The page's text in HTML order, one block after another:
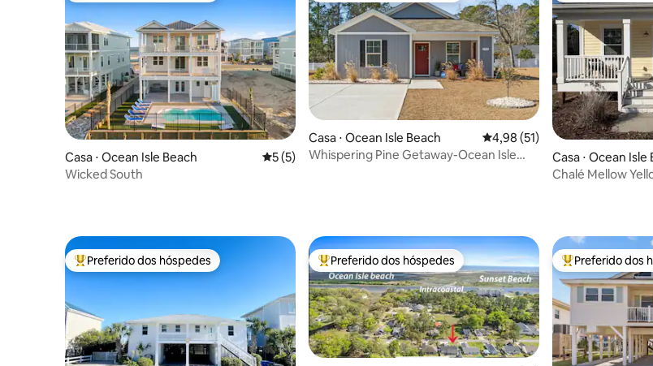
Casa ⋅ Ocean Isle Beach 5 de uma avaliação média de 5, 5 avaliações
5 (5)
Wicked South
Casa ⋅ Ocean Isle Beach 4,98 de uma avaliação média
4,98 (51)
Whispering Pine Getaway-Ocean Isle
Casa ⋅ Ocean Isle
Chalé Mellow
Entre os melhores preferidos dos hóspedes
Preferido dos hóspedes Entre os melhores preferidos dos hóspedes
Preferido dos hóspedes Entre os
Preferido dos